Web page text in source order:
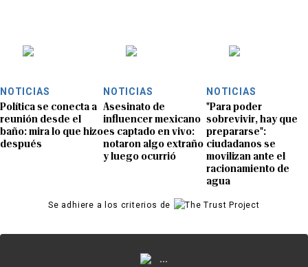
NOTICIAS
Política se conecta a
reunión desde el
baño: mira lo que hizo
después
NOTICIAS
Asesinato de
influencer mexicano
es captado en vivo:
notaron algo extraño
y luego ocurrió
NOTICIAS
"Para poder
sobrevivir, hay que
prepararse":
ciudadanos se
movilizan ante el
racionamiento de
agua
Se adhiere a los criterios de
...